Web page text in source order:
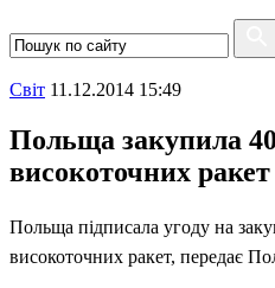
Свiт 11.12.2014 15:49
Польща закупила
високоточних ракет
Польща підписала угоду на
високоточних ракет, передає